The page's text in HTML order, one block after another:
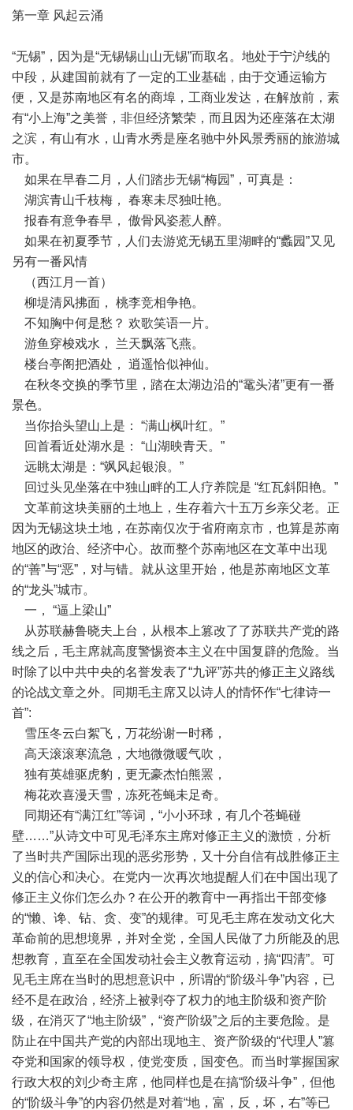
第一章 风起云涌
“无锡”，因为是“无锡锡山山无锡”而取名。地处于宁沪线的
中段，从建国前就有了一定的工业基础，由于交通运输方
便，又是苏南地区有名的商埠，工商业发达，在解放前，素
有“小上海”之美誉，非但经济繁荣，而且因为还座落在太湖
之滨，有山有水，山青水秀是座名驰中外风景秀丽的旅游城
市。
如果在早春二月，人们踏步无锡“梅园”，可真是：
湖滨青山千枝梅， 春寒未尽独吐艳。
报春有意争春早， 傲骨风姿惹人醉。
如果在初夏季节，人们去游览无锡五里湖畔的“蠡园”又见
另有一番风情
（西江月一首）
柳堤清风拂面， 桃李竞相争艳。
不知胸中何是愁？ 欢歌笑语一片。
游鱼穿梭戏水， 兰天飘落飞燕。
楼台亭阁把酒处， 逍遥恰似神仙。
在秋冬交换的季节里，踏在太湖边沿的“鼋头渚”更有一番
景色。
当你抬头望山上是： “满山枫叶红。”
回首看近处湖水是： “山湖映青天。”
远眺太湖是：“飒风起银浪。”
回过头见坐落在中独山畔的工人疗养院是 “红瓦斜阳艳。”
文革前这块美丽的土地上，生存着六十五万乡亲父老。正
因为无锡这块土地，在苏南仅次于省府南京市，也算是苏南
地区的政治、经济中心。故而整个苏南地区在文革中出现
的“善”与“恶”，对与错。就从这里开始，他是苏南地区文革
的“龙头”城市。
一， “逼上梁山”
从苏联赫鲁晓夫上台，从根本上篡改了了苏联共产党的路
线之后，毛主席就高度警惕资本主义在中国复辟的危险。当
时除了以中共中央的名誉发表了“九评”苏共的修正主义路线
的论战文章之外。同期毛主席又以诗人的情怀作“七律诗一
首”:
雪压冬云白絮飞，万花纷谢一时稀，
高天滚滚寒流急，大地微微暖气吹，
独有英雄驱虎豹，更无豪杰怕熊罴，
梅花欢喜漫天雪，冻死苍蝇未足奇。
同期还有“满江红”等词，“小小环球，有几个苍蝇碰
壁……”从诗文中可见毛泽东主席对修正主义的激愤，分析
了当时共产国际出现的恶劣形势，又十分自信有战胜修正主
义的信心和决心。在党内一次再次地提醒人们在中国出现了
修正主义你们怎么办？在公开的教育中一再指出干部变修
的“懒、谗、钻、贪、变”的规律。可见毛主席在发动文化大
革命前的思想境界，并对全党，全国人民做了力所能及的思
想教育，直至在全国发动社会主义教育运动，搞“四清”。可
见毛主席在当时的思想意识中，所谓的“阶级斗争”内容，已
经不是在政治，经济上被剥夺了权力的地主阶级和资产阶
级，在消灭了“地主阶级”，“资产阶级”之后的主要危险。是
防止在中国共产党的内部出现地主、资产阶级的“代理人”篡
夺党和国家的领导权，使党变质，国变色。而当时掌握国家
行政大权的刘少奇主席，他同样也是在搞“阶级斗争”，但他
的“阶级斗争”的内容仍然是对着“地，富，反，坏，右”等已